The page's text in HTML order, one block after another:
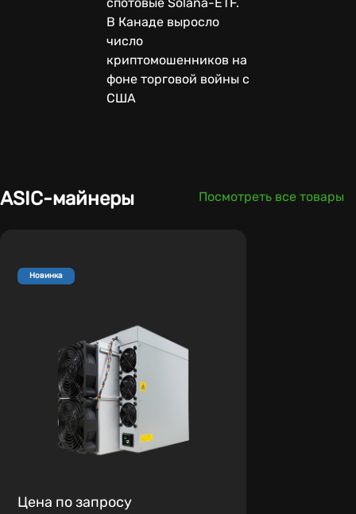
В Канаде выросло
число
криптомошенников на
фоне торговой войны с
США
ASIC-майнеры Посмотреть все товары
Новинка
Цена по запросу